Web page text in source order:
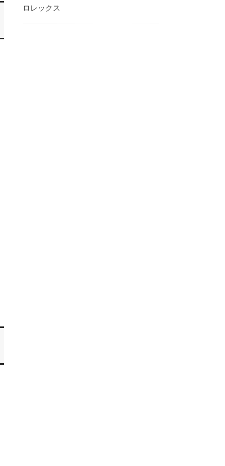
ロレックス